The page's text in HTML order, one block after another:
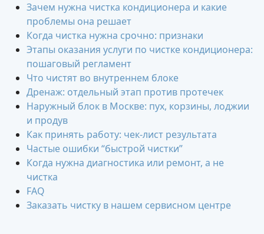
Зачем нужна чистка кондиционера и какие
проблемы она решает
Когда чистка нужна срочно: признаки
Этапы оказания услуги по чистке кондиционера:
пошаговый регламент
Что чистят во внутреннем блоке
Дренаж: отдельный этап против протечек
Наружный блок в Москве: пух, корзины, лоджии
и продув
Как принять работу: чек-лист результата
Частые ошибки “быстрой чистки”
Когда нужна диагностика или ремонт, а не
чистка
FAQ
Заказать чистку в нашем сервисном центре